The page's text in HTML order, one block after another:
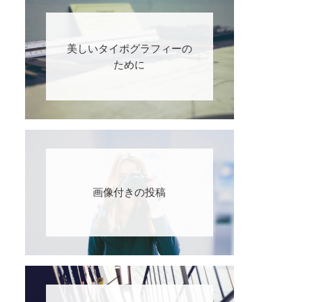
美しいタイポグラフィーの
ために
画像付きの投稿